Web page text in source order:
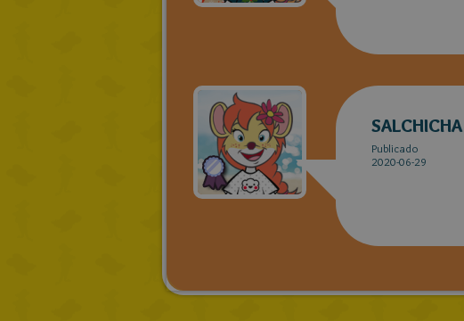
SALCHICHA
Publicado
2020-06-29